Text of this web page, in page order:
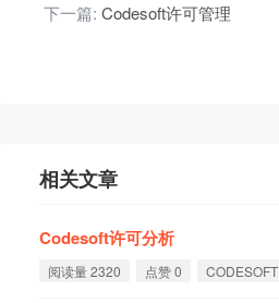
下一篇: Codesoft许可管理
相关文章
Codesoft许可分析
阅读量 2320 点赞 0 CODESOFT